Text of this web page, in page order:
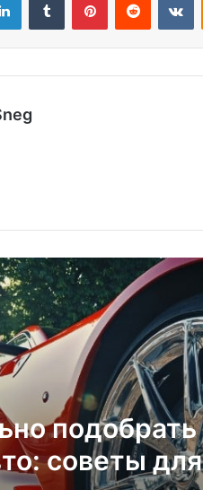
подобрать
советы для